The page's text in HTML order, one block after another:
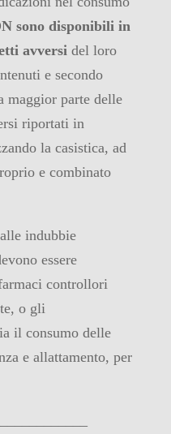
sono disponibili in
avversi del loro
e secondo
maggior parte delle
riportati in
la casistica, ad
e combinato
indubbie
essere
controllori
o gli
il consumo delle
e allattamento, per